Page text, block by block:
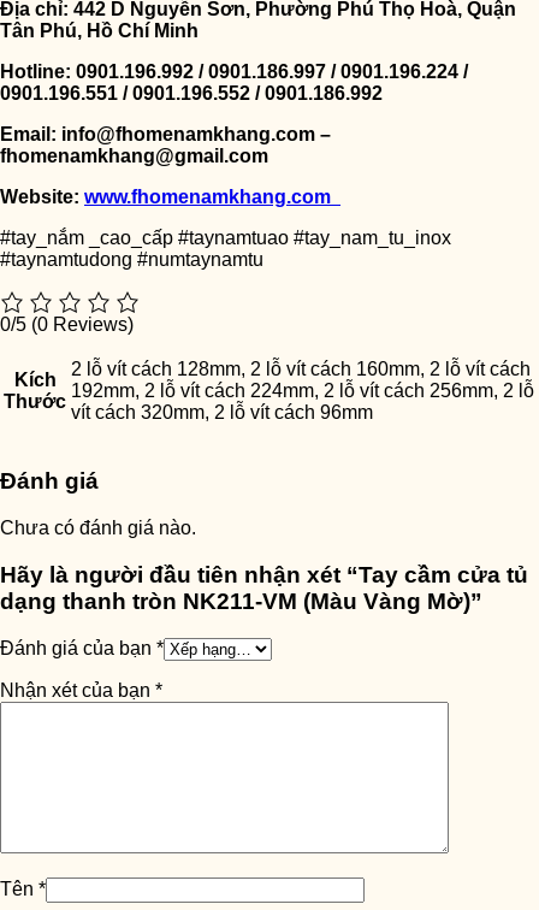
Địa chỉ: 442 D Nguyễn Sơn, Phường Phú Thọ Hoà, Quận
Tân Phú, Hồ Chí Minh
Hotline: 0901.196.992 / 0901.186.997 / 0901.196.224 /
0901.196.551 / 0901.196.552 / 0901.186.992
Email: info@fhomenamkhang.com –
fhomenamkhang@gmail.com
Website: www.fhomenamkhang.com
#tay_nắm _cao_cấp #taynamtuao #tay_nam_tu_inox
#taynamtudong #numtaynamtu
0/5 (0 Reviews)
Kích
Thước
2 lỗ vít cách 128mm, 2 lỗ vít cách 160mm, 2 lỗ vít cách
192mm, 2 lỗ vít cách 224mm, 2 lỗ vít cách 256mm, 2 lỗ
vít cách 320mm, 2 lỗ vít cách 96mm
Đánh giá
Chưa có đánh giá nào.
Hãy là người đầu tiên nhận xét “Tay cầm cửa tủ
dạng thanh tròn NK211-VM (Màu Vàng Mờ)”
Đánh giá của bạn *
Nhận xét của bạn *
Tên *